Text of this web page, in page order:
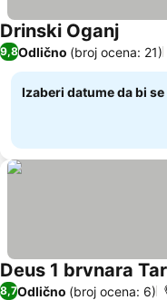
Drinski Oganj
9,8Odlično (broj ocena: 21)
Izaberi datume da bi
Deus 1 brvnara
8,7Odlično (broj ocena: 6)